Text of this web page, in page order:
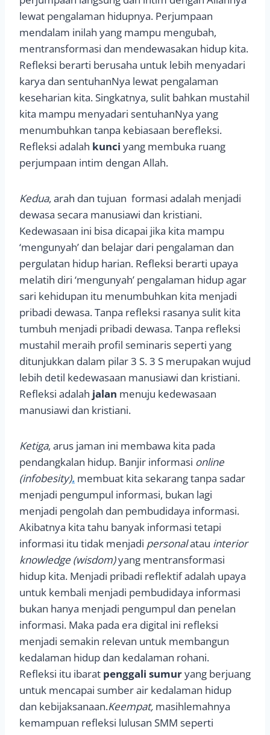
lewat pengalaman hidupnya. Perjumpaan
mendalam inilah yang mampu mengubah,
mentransformasi dan mendewasakan hidup kita.
Refleksi berarti berusaha untuk lebih menyadari
karya dan sentuhanNya lewat pengalaman
keseharian kita. Singkatnya, sulit bahkan mustahil
kita mampu menyadari sentuhanNya yang
menumbuhkan tanpa kebiasaan berefleksi.
Refleksi adalah kunci yang membuka ruang
perjumpaan intim dengan Allah.
Kedua, arah dan tujuan formasi adalah menjadi
dewasa secara manusiawi dan kristiani.
Kedewasaan ini bisa dicapai jika kita mampu
‘mengunyah’ dan belajar dari pengalaman dan
pergulatan hidup harian. Refleksi berarti upaya
melatih diri ‘mengunyah’ pengalaman hidup agar
sari kehidupan itu menumbuhkan kita menjadi
pribadi dewasa. Tanpa refleksi rasanya sulit kita
tumbuh menjadi pribadi dewasa. Tanpa refleksi
mustahil meraih profil seminaris seperti yang
ditunjukkan dalam pilar 3 S. 3 S merupakan wujud
lebih detil kedewasaan manusiawi dan kristiani.
Refleksi adalah jalan menuju kedewasaan
manusiawi dan kristiani.
Ketiga, arus jaman ini membawa kita pada
pendangkalan hidup. Banjir informasi online
(infobesity). membuat kita sekarang tanpa sadar
menjadi pengumpul informasi, bukan lagi
menjadi pengolah dan pembudidaya informasi.
Akibatnya kita tahu banyak informasi tetapi
informasi itu tidak menjadi personalatau interior
knowledge (wisdom)yang mentransformasi
hidup kita. Menjadi pribadi reflektif adalah upaya
untuk kembali menjadi pembudidaya informasi
bukan hanya menjadi pengumpul dan penelan
informasi. Maka pada era digital ini refleksi
menjadi semakin relevan untuk membangun
kedalaman hidup dan kedalaman rohani.
Refleksi itu ibarat penggali sumuryang berjuang
untuk mencapai sumber air kedalaman hidup
dan kebijaksanaan.Keempat, masihlemahnya
kemampuan refleksi lulusan SMM seperti